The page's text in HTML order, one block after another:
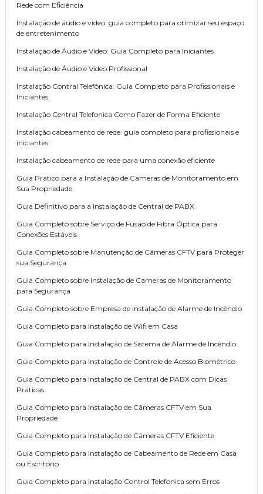
Rede com Eficiência
Instalação de áudio e vídeo: guia completo para otimizar seu espaço
de entretenimento
Instalação de Áudio e Vídeo: Guia Completo para Iniciantes
Instalação de Áudio e Vídeo Profissional
Instalação Contral Telefônica: Guia Completo para Profissionais e
Iniciantes
Instalação Central Telefonica Como Fazer de Forma Eficiente
Instalação cabeamento de rede: guia completo para profissionais e
iniciantes
Instalação cabeamento de rede para uma conexão eficiente
Guia Prático para a Instalação de Cameras de Monitoramento em
Sua Propriedade
Guia Definitivo para a Instalação de Central de PABX
Guia Completo sobre Serviço de Fusão de Fibra Óptica para
Conexões Estáveis
Guia Completo sobre Manutenção de Câmeras CFTV para Proteger
sua Segurança
Guia Completo sobre Instalação de Cameras de Monitoramento
para Segurança
Guia Completo sobre Empresa de Instalação de Alarme de Incêndio
Guia Completo para Instalação de Wifi em Casa
Guia Completo para Instalação de Sistema de Alarme de Incêndio
Guia Completo para Instalação de Controle de Acesso Biométrico
Guia Completo para Instalação de Central de PABX com Dicas
Práticas
Guia Completo para Instalação de Câmeras CFTV em Sua
Propriedade
Guia Completo para Instalação de Câmeras CFTV Eficiente
Guia Completo para Instalação de Cabeamento de Rede em Casa
ou Escritório
Guia Completo para Instalação Control Telefonica sem Erros